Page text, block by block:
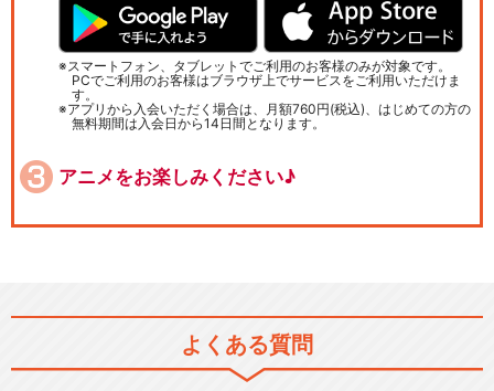
スマートフォン、タブレットでご利用のお客様のみが対象です。
PCでご利用のお客様はブラウザ上でサービスをご利用いただけま
す。
アプリから入会いただく場合は、月額760円(税込)、はじめての方の
無料期間は入会日から14日間となります。
アニメをお楽しみください♪
よくある質問